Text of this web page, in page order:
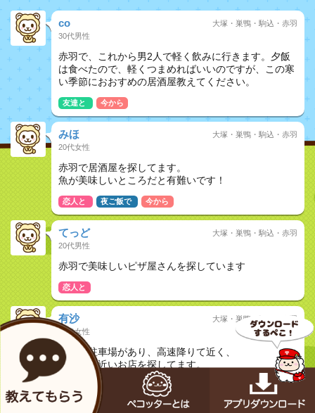
co
30代男性
大塚・巣鴨・駒込・赤羽
赤羽で、これから男2人で軽く飲みに行きます。夕飯
は食べたので、軽くつまめればいいのですが、この寒
い季節におおすめの居酒屋教えてください。
友達と 今から
みほ
20代女性
大塚・巣鴨・駒込・赤羽
赤羽で居酒屋を探してます。
魚が美味しいところだと有難いです！
恋人と 夜ご飯で 今から
てっど
20代男性
大塚・巣鴨・駒込・赤羽
赤羽で美味しいピザ屋さんを探しています
恋人と
有沙
20代女性
大塚・巣鴨・駒込・赤羽
赤羽で駐車場があり、高速降りて近く、
駅からも近いお店を探してます。
人数は10人〜15人
お客様同士のご紹介なので完全接待です。
金額は高くても安くても構いません。